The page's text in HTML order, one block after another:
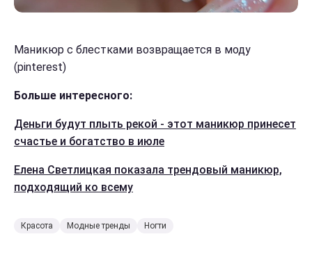
Маникюр с блестками возвращается в моду
(pinterest)
Больше интересного:
Деньги будут плыть рекой - этот маникюр принесет
счастье и богатство в июле
Елена Светлицкая показала трендовый маникюр,
подходящий ко всему
Красота Модные тренды Ногти